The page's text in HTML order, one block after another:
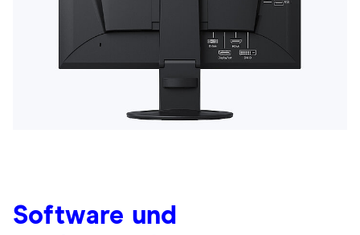
Software und